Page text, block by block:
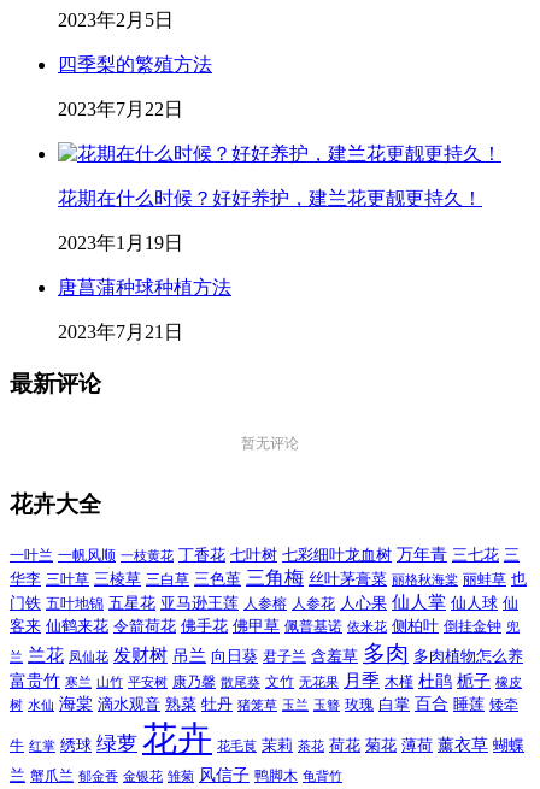
2023年2月5日
四季梨的繁殖方法
2023年7月22日
花期在什么时候？好好养护，建兰花更靓更持久！
2023年1月19日
唐菖蒲种球种植方法
2023年7月21日
最新评论
暂无评论
花卉大全
一叶兰 一帆风顺 一枝黄花 丁香花 七叶树 七彩细叶龙血树 万年青 三七花 三
华李 三叶草 三棱草 三白草 三色堇 三角梅 丝叶茅膏菜 丽格秋海棠 丽蚌草 也
门铁 五叶地锦 五星花 亚马逊王莲 人参榕 人参花 人心果 仙人掌 仙人球 仙
客来 仙鹤来花 令箭荷花 佛手花 佛甲草 佩普基诺 依米花 侧柏叶 倒挂金钟 兜
兰 兰花 凤仙花 发财树 吊兰 向日葵 君子兰 含羞草 多肉 多肉植物怎么养
富贵竹 寒兰 山竹 平安树 康乃馨 散尾葵 文竹 无花果 月季 木槿 杜鹃 栀子 橡皮
树 水仙 海棠 滴水观音 熟菜 牡丹 猪笼草 玉兰 玉簪 玫瑰 白掌 百合 睡莲 矮牵
牛 红掌 绣球 绿萝 花卉 花毛茛 茉莉 茶花 荷花 菊花 薄荷 薰衣草 蝴蝶
兰 蟹爪兰 郁金香 金银花 雏菊 风信子 鸭脚木 龟背竹